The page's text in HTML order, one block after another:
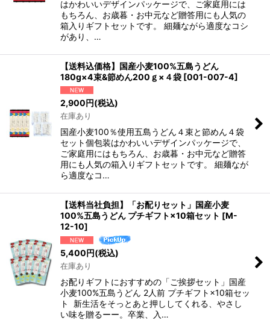
はかわいいデザインパッケージで、ご家庭用には
もちろん、お歳暮・お中元など贈答用にも人気の
箱入りギフトセットです。 細麺ながら適度なコシ
があり、…
【送料込価格】国産小麦100%五島うどん
180g×4束&節めん200ｇ×４袋 [001-007-4]
2,900円(税込)
在庫あり
国産小麦100％使用五島うどん４束と節めん４袋
セット個包装はかわいいデザインパッケージで、
ご家庭用にはもちろん、お歳暮・お中元など贈答
用にも人気の箱入りギフトセットです。 細麺なが
ら適度なコ…
【送料当社負担】「お配りセット」国産小麦
100%五島うどん プチギフト×10箱セット [M-
12-10]
5,400円(税込)
在庫あり
お配りギフトにおすすめの「ご挨拶セット」国産
小麦100%五島うどん 2人前 プチギフト×10箱セッ
ト 新生活をそっとあと押ししてくれる、やさし
い味を贈るーー。卒業、入…